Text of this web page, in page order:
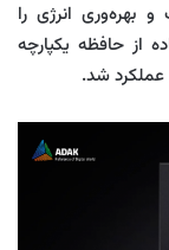
بهره‌وری انرژی را
از حافظه یکپارچه